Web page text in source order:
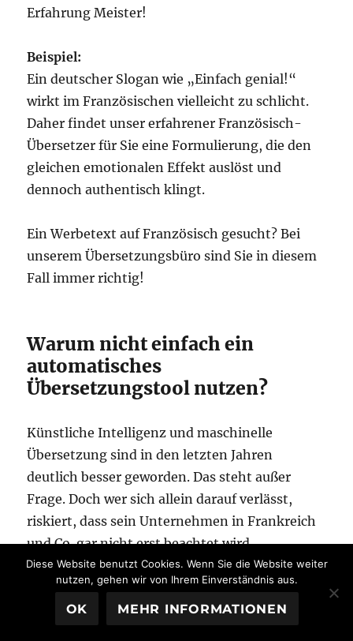
Erfahrung Meister!
Beispiel:
Ein deutscher Slogan wie „Einfach genial!“
wirkt im Französischen vielleicht zu schlicht.
Daher findet unser erfahrener Französisch-
Übersetzer für Sie eine Formulierung, die den
gleichen emotionalen Effekt auslöst und
dennoch authentisch klingt.
Ein Werbetext auf Französisch gesucht? Bei
unserem Übersetzungsbüro sind Sie in diesem
Fall immer richtig!
Warum nicht einfach ein
automatisches
Übersetzungstool nutzen?
Künstliche Intelligenz und maschinelle
Übersetzung sind in den letzten Jahren
deutlich besser geworden. Das steht außer
Frage. Doch wer sich allein darauf verlässt,
riskiert, dass sein Unternehmen in Frankreich
und Co. gar nicht erst beachtet wird.
Missverständnisse, unklare Botschaften und
ein Imageschaden können aus französischen
Texten entstehen, die so sicherlich nicht
Diese Website benutzt Cookies. Wenn Sie die Website weiter
nutzen, gehen wir von Ihrem Einverständnis aus.
OK MEHR INFORMATIONEN